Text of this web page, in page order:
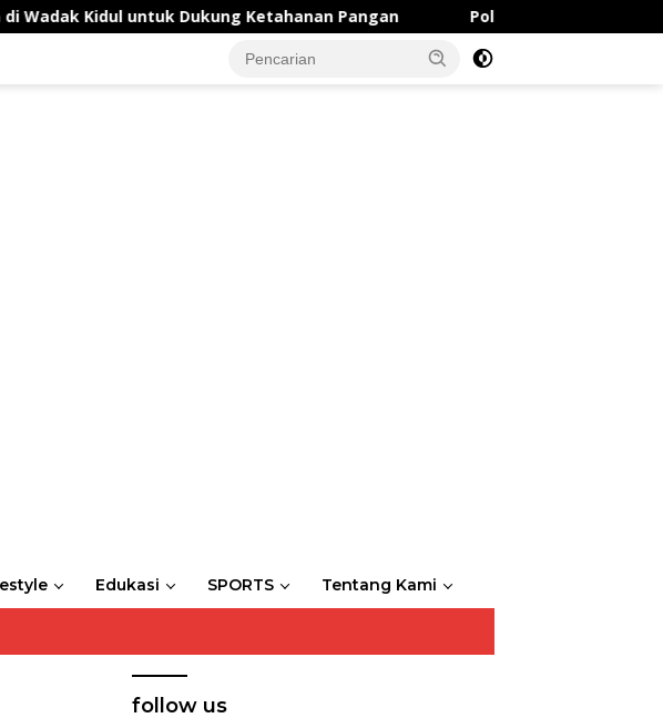
untuk Dukung Ketahanan Pangan Polsek Balongpanggang Lakukan
Edukasi SPORTS Tentang Kami
follow us